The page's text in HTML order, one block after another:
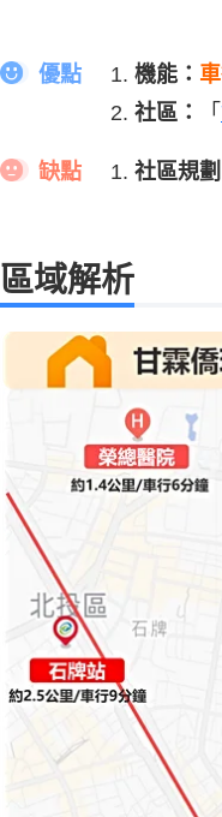
優點 機能：
社區：
「
缺點 社區規劃
區域解析